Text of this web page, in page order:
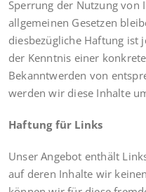
Sperrung der Nutzung von
allgemeinen Gesetzen
diesbezügliche Haftung ist
der Kenntnis einer
Bekanntwerden von
werden wir diese Inhalte
Haftung für Links
Unser Angebot enthält
auf deren Inhalte wir